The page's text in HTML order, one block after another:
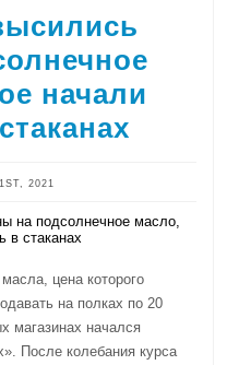
начали
2021
цена которого
на полках по 20
магазинах начался
После колебания курса